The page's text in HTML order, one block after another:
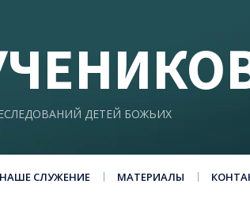
ДЕТЕЙ БОЖЬИХ
СЛУЖЕНИЕ МАТЕРИАЛЫ